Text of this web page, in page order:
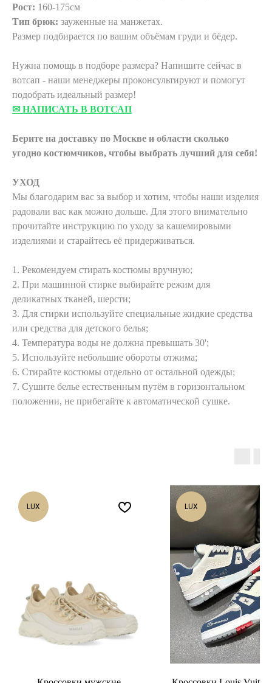
Рост: 160-175см
Тип брюк: зауженные на манжетах.
Размер подбирается по вашим объёмам груди и бёдер.
Нужна помощь в подборе размера? Напишите сейчас в
вотсап - наши менеджеры проконсультируют и помогут
подобрать идеальный размер!
✉ НАПИСАТЬ В ВОТСАП
Берите на доставку по Москве и области сколько
угодно костюмчиков, чтобы выбрать лучший для себя!
УХОД
Мы благодарим вас за выбор и хотим, чтобы наши изделия
радовали вас как можно дольше. Для этого внимательно
прочитайте инструкцию по уходу за кашемировыми
изделиями и старайтесь её придерживаться.
1. Рекомендуем стирать костюмы вручную;
2. При машинной стирке выбирайте режим для
деликатных тканей, шерсти;
3. Для стирки используйте специальные жидкие средства
или средства для детского белья;
4. Температура воды не должна превышать 30';
5. Используйте небольшие обороты отжима;
6. Стирайте костюмы отдельно от остальной одежды;
7. Сушите белье естественным путём в горизонтальном
положении, не прибегайте к автоматической сушке.
LUX LUX